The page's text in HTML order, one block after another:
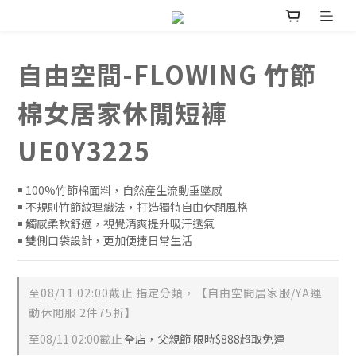
自由空間-FLOWING 竹節
棉女居家休閒短褲
UE0Y3225
￭ 100%竹節棉面料，自然產生流動垂墜感
￭ 不規則竹節紋理織法，打造獨特自由休閒風格
￭ 觸感柔軟舒適，視覺清爽提升吸汗透氣
￭ 雙側口袋設計，更加便捷日常生活
至08/11 02:00截止 指定分類，【自由空間居家服/YA運
動休閒服 2件75折】
至08/11 02:00截止 全店，父親節 限時$888超取免運